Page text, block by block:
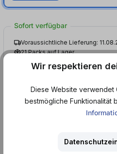
Sofort verfügbar
Voraussichtliche Lieferung:
21 Packs auf Lager
Mindestens haltbar bis: 11.11.2026
Produktinformationen
Wir respektieren
Diese Website verwendet
bestmögliche Funktionalität